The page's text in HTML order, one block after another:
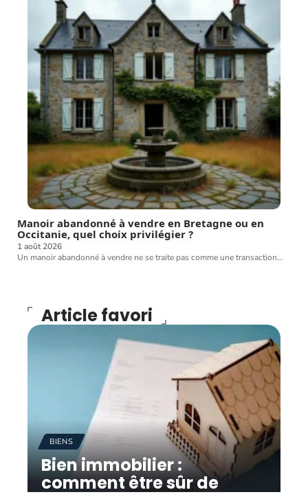
Manoir abandonné à vendre en Bretagne ou en
Occitanie, quel choix privilégier ?
1 août 2026
Un manoir abandonné à vendre ne se traite pas comme une transaction…
Article favori
BIENS
Bien immobilier :
comment être sûr de